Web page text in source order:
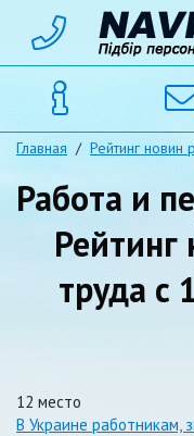
Главная / Рейтинг новин
Работа и
Рейтинг
труда с
12 место
В Украине работникам,